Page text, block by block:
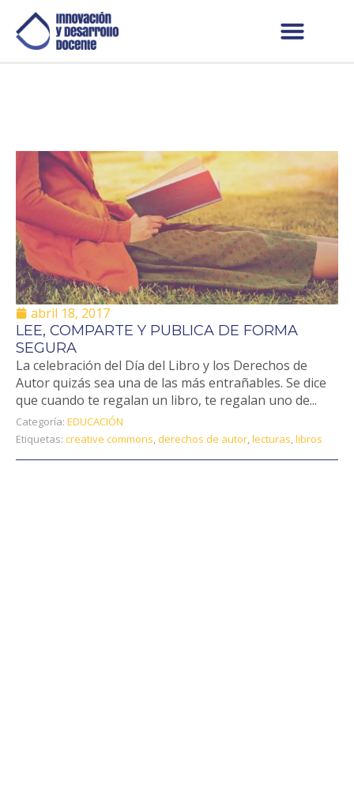
abril 18, 2017
LEE, COMPARTE Y PUBLICA DE FORMA
SEGURA
La celebración del Día del Libro y los Derechos de
Autor quizás sea una de las más entrañables. Se dice
que cuando te regalan un libro, te regalan uno de...
Categoría: EDUCACIÓN
Etiquetas: creative commons, derechos de autor,lecturas,libros